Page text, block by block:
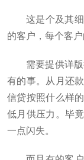
这是个及其
的客户，每个客
需要提供详
有的事。从月还
信贷按照什么样
低月供压力。毕
一点闪失。